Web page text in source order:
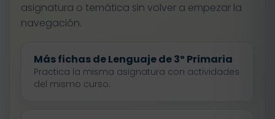
asignatura o temática sin volver a empezar la
navegación.
Más fichas de Lenguaje de 3º Primaria
Practica la misma asignatura con actividades
del mismo curso.